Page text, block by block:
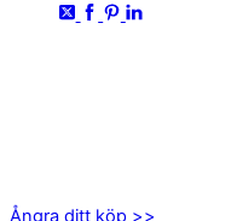
Ångra ditt köp >>